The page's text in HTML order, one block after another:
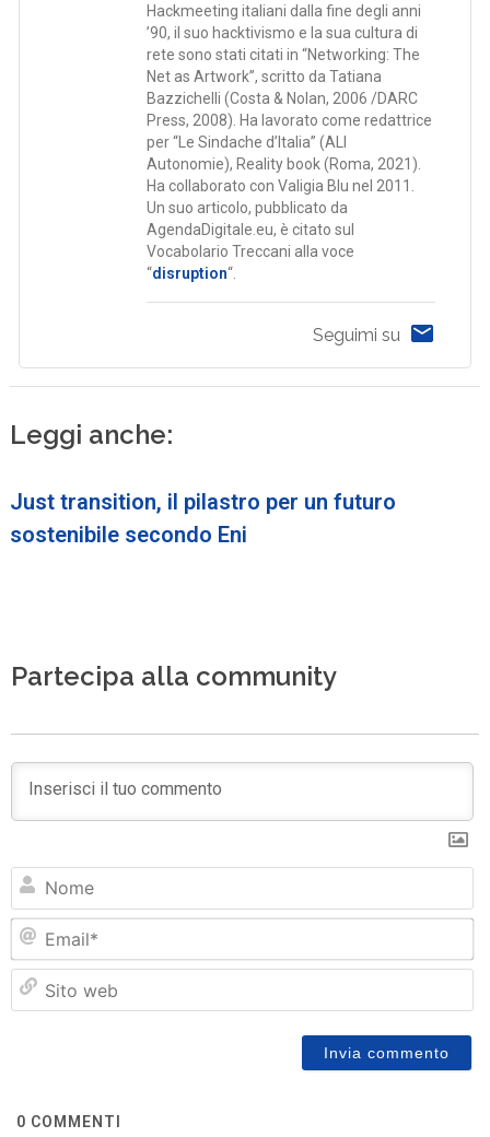
Hackmeeting italiani dalla fine degli anni
’90, il suo hacktivismo e la sua cultura di
rete sono stati citati in “Networking: The
Net as Artwork”, scritto da Tatiana
Bazzichelli (Costa & Nolan, 2006 /DARC
Press, 2008). Ha lavorato come redattrice
per “Le Sindache d’Italia” (ALI
Autonomie), Reality book (Roma, 2021).
Ha collaborato con Valigia Blu nel 2011.
Un suo articolo, pubblicato da
AgendaDigitale.eu, è citato sul
Vocabolario Treccani alla voce
“disruption“.
Seguimi su
Leggi anche:
Just transition, il pilastro per un futuro
sostenibile secondo Eni
Partecipa alla community
0 COMMENTI